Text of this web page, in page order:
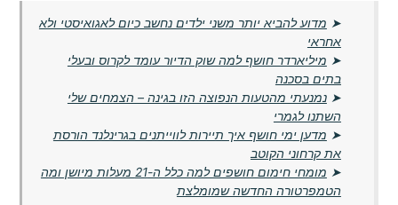
➤ מדוע להביא יותר משני ילדים נחשב כיום לאגואיסטי ולא
אחראי
➤ מיליארדר חושף למה שוק הדיור עומד לקרוס ובעלי
בתים בסכנה
➤נמנעתי מהטעות הנפוצה הזו בגינה – הצמחים שלי
השתנו לגמרי
➤ מדען ימי חושף איך תיירות לווייתנים בגרינלנד הורסת
את קרחוני הקוטב
➤
מומחי חימום חושפים למה כלל ה-21 מעלות מיושן ומה
הטמפרטורה החדשה שמומלצת